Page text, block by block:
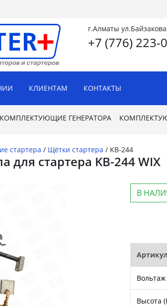
г.Алматы
+7 (776) 223-
КЛИЕНТАМ КОНТАКТЫ
КОМПЛЕКТУЮЩИЕ ГЕНЕРАТОРА
стартера / Щётки стартера / KB-244
для стартера KB-244 WIX
В
Вольтаж
Высота